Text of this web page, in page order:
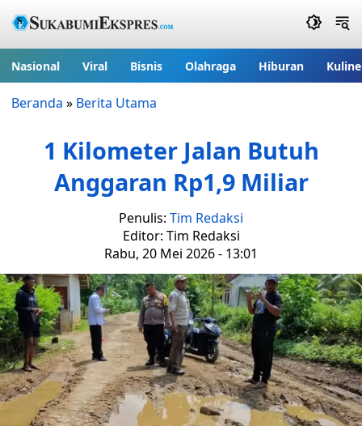
Nasional Viral Bisnis Olahraga Hiburan
Beranda » Berita Utama
1 Kilometer Jalan Butuh
Anggaran Rp1,9 Miliar
Penulis: Tim Redaksi
Editor: Tim Redaksi
Rabu, 20 Mei 2026 - 13:01